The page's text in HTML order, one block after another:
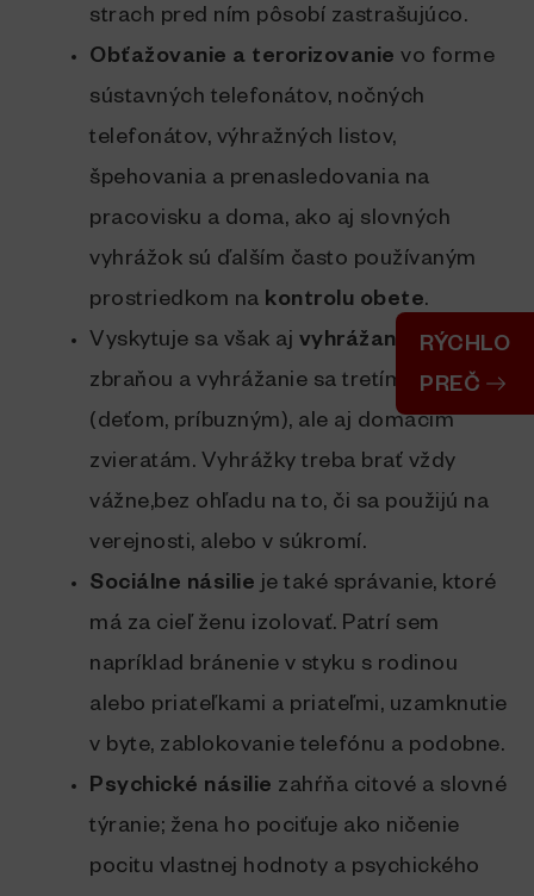
RÝCHLO
PREČ
strach pred ním pôsobí zastrašujúco.
Obťažovanie a terorizovanie vo forme
sústavných telefonátov, nočných
telefonátov, výhražných listov,
špehovania a prenasledovania na
pracovisku a doma, ako aj slovných
vyhrážok sú ďalším často používaným
prostriedkom na kontrolu obete.
Vyskytuje sa však aj vyhrážanie
sa
zbraňou a vyhrážanie sa tretím osobám
(deťom, príbuzným), ale aj domácim
zvieratám. Vyhrážky treba brať vždy
vážne,bez ohľadu na to, či sa použijú na
verejnosti, alebo v súkromí.
Sociálne násilie je také správanie, ktoré
má za cieľ ženu izolovať. Patrí sem
napríklad bránenie v styku s rodinou
alebo priateľkami a priateľmi, uzamknutie
v byte, zablokovanie telefónu a podobne.
Psychické násilie zahŕňa citové a slovné
týranie; žena ho pociťuje ako ničenie
pocitu vlastnej hodnoty a psychického